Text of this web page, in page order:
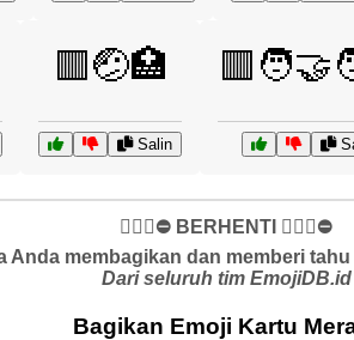
🟥🤕🏥
Salin
✋🏻🛑⛔️ BERHENTI ✋🏻🛑⛔️
membagikan dan memberi
Dari seluruh tim EmojiDB.id
Bagikan Emoji Kartu